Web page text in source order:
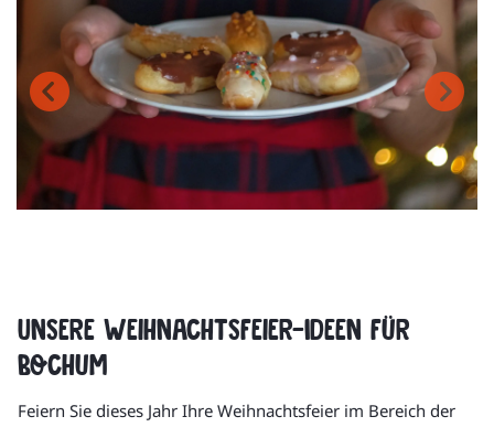
Unsere Weihnachtsfeier-Ideen für
Bochum
Feiern Sie dieses Jahr Ihre Weihnachtsfeier im Bereich der